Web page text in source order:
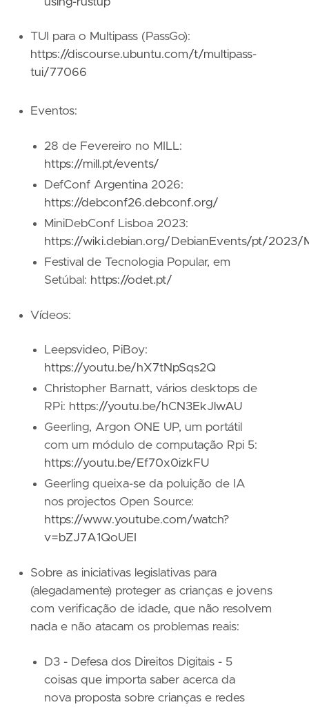
TUI para o Multipass (PassGo):
https://discourse.ubuntu.com/t/multipass-
tui/77066
Eventos:
28 de Fevereiro no MILL:
https://mill.pt/events/
DefConf Argentina 2026:
https://debconf26.debconf.org/
MiniDebConf Lisboa 2023:
https://wiki.debian.org/DebianEvents/pt/2023/
Festival de Tecnologia Popular, em
Setúbal: https://odet.pt/
Vídeos:
Leepsvideo, PiBoy:
https://youtu.be/hX7tNpSqs2Q
Christopher Barnatt, vários desktops de
RPi: https://youtu.be/hCN3EkJlwAU
Geerling, Argon ONE UP, um portátil
com um módulo de computação Rpi 5:
https://youtu.be/Ef70x0izkFU
Geerling queixa-se da poluição de IA
nos projectos Open Source:
https://www.youtube.com/watch?
v=bZJ7A1QoUEI
Sobre as iniciativas legislativas para
(alegadamente) proteger as crianças e jovens
com verificação de idade, que não resolvem
nada e não atacam os problemas reais:
D3 - Defesa dos Direitos Digitais - 5
coisas que importa saber acerca da
nova proposta sobre crianças e redes